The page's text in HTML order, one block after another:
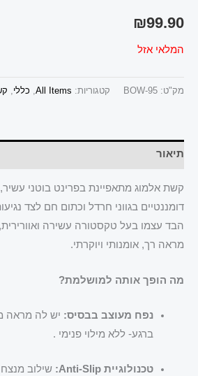
₪99.90
המלאי אזל
מק"ט: BOW-95 קטגוריות: All Items כללי
תיאור
קשת אלמוג מתאפיינת בפרינט בוטני
דומננטיים בגווני חרדל וכתום חם לצד
הבד עצמו בעל טקסטורה עשירה
מראה רך, אומנותי ויוקרתי.
מה הופך אותה למושלמת?
נפח מעוצב בבסיס: יש לה מראה
ברגע- ללא מילוי פנימי .
טכנולוגיית Anti-Slip:
שילוב